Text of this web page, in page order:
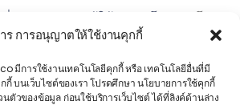
ร การอนุญาตให้ใช้งานคุกกี้
มีการใช้งานเทคโนโลยีคุกกี้ หรือ เทคโนโลยีอื่นที่มี
กี้ บนเว็บไซต์ของเรา โปรดศึกษา นโยบายการใช้คุกกี้
ตัวของข้อมูล ก่อนใช้บริการเว็บไซต์ ได้ที่ลิงค์ด้านล่าง
ที่พัก, แพกเกจกับผู้ให้บริการโดยตรง โทร.
Reserved.